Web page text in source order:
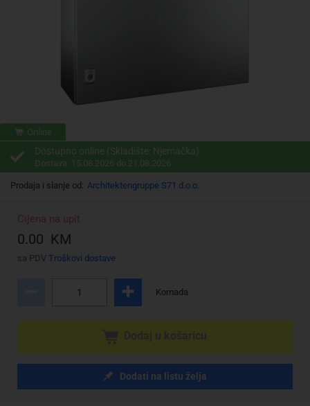
Online
Dostupno online (Skladište: Njemačka)
Dostava: 15.08.2026 do 21.08.2026
Prodaja i slanje od: Architektengruppe S71 d.o.o.
Cijena na upit
0.00 KM
sa PDV Troškovi dostave
Komada
Dodati na listu želja